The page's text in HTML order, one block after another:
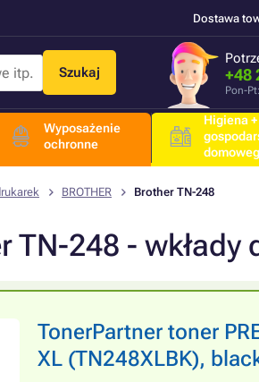
Dostawa
Szukaj +48
Pon-
Wyposażenie
ochronne
Higiena
BROTHER Brother TN-248
TN-248 - wkłady
TonerPartner toner
XL (TN248XLBK),